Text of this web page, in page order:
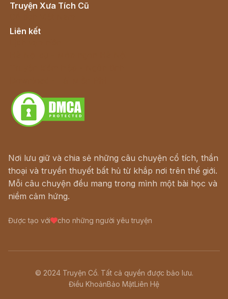
Truyện Xưa Tích Cũ
Liên kết
Nơi lưu giữ và chia sẻ những câu chuyện cổ tích, thần
thoại và truyền thuyết bất hủ từ khắp nơi trên thế giới.
Mỗi câu chuyện đều mang trong mình một bài học và
niềm cảm hứng.
Được tạo với cho những người yêu truyện
© 2024 Truyện Cổ. Tất cả quyền được bảo lưu.
Điều KhoảnBảo MậtLiên Hệ